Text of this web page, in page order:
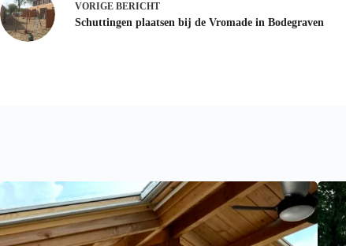
VORIGE BERICHT
Schuttingen plaatsen bij de Vromade in Bodegraven